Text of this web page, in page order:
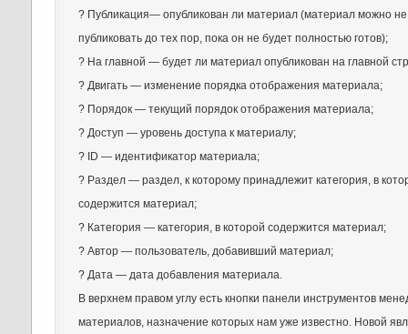
? Публикация— опубликован ли материал (материал можно не
публиковать до тех пор, пока он не будет полностью готов);
? На главной — будет ли материал опубликован на главной
? Двигать — изменение порядка отображения материала;
? Порядок — текущий порядок отображения материала;
? Доступ — уровень доступа к материалу;
? ID — идентификатор материала;
? Раздел — раздел, к которому принадлежит категория, в
содержится материал;
? Категория — категория, в которой содержится материал;
? Автор — пользователь, добавивший материал;
? Дата — дата добавления материала.
В верхнем правом углу есть кнопки панели инструментов
материалов, назначение которых нам уже известно. Новой